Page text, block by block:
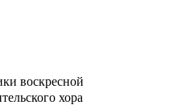
воскресной
хора